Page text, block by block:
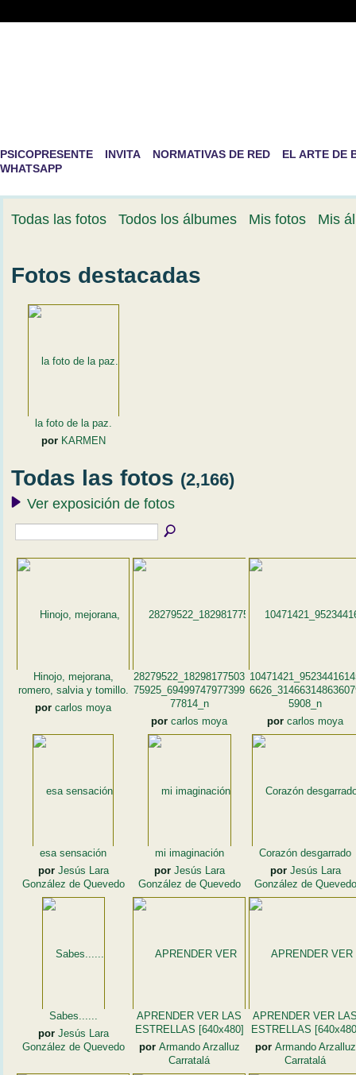
PSICOPRESENTE INVITA NORMATIVAS DE RED
EL ARTE DE
WHATSAPP
Todas las fotos Todos los álbumes Mis fotos Mis
Fotos destacadas
la foto de la paz.
por KARMEN
Todas las fotos (2,166)
Ver exposición de fotos
Hinojo, mejorana,
romero, salvia y tomillo.
por carlos moya
28279522_18298177503
75925_69499747977399
77814_n
por carlos moya
5908_n
por carlos moya
esa sensación
por Jesús Lara
González de Quevedo
mi imaginación
por Jesús Lara
González de Quevedo
Corazón desgarrado
por Jesús Lara
González de Quevedo
Sabes......
por Jesús Lara
González de Quevedo
APRENDER VER LAS
ESTRELLAS [640x480]
por Armando Arzalluz
Carratalá
APRENDER VER
ESTRELLAS
por Armando Arzalluz
Carratalá